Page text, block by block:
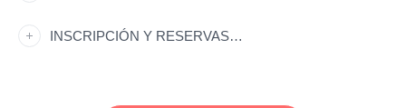
INSCRIPCIÓN Y RESERVAS…